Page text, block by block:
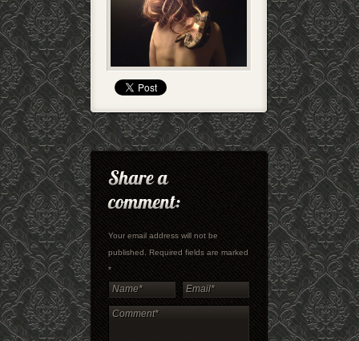
Your email address will not be
published. Required fields are marked
*